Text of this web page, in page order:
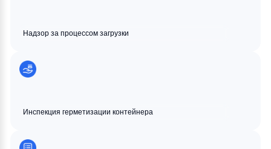
Надзор за процессом загрузки
Инспекция герметизации контейнера